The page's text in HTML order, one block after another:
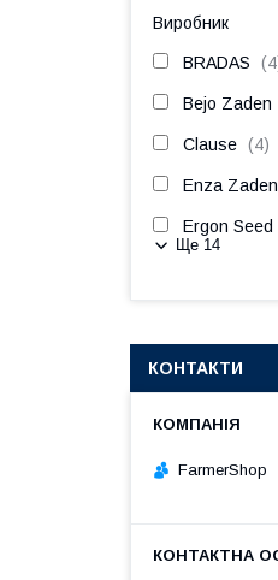
Виробник
BRADAS 4
Bejo Zaden
Clause 4
Enza Zaden
Ergon Seed
Ще 14
КОНТАКТИ
FarmerShop